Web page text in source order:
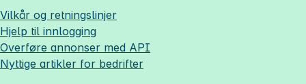
Vilkår og retningslinjer
Hjelp til innlogging
Overføre annonser med API
Nyttige artikler for bedrifter